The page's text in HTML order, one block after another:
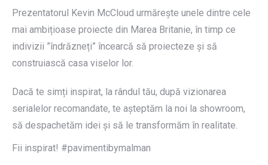
Prezentatorul Kevin McCloud urmărește unele dintre cele
mai ambițioase proiecte din Marea Britanie, în timp ce
indivizii ”îndrăzneți” încearcă să proiecteze și să
construiască casa viselor lor.
Dacă te simți inspirat, la rândul tău, după vizionarea
serialelor recomandate, te așteptăm la noi la showroom,
să despachetăm idei și să le transformăm în realitate.
Fii inspirat! #pavimentibymalman